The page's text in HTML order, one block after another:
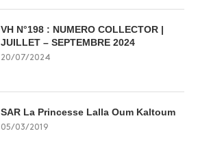
VH N°198 : NUMERO COLLECTOR |
JUILLET – SEPTEMBRE 2024
20/07/2024
SAR La Princesse Lalla Oum Kaltoum
05/03/2019